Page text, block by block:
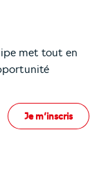
met tout en
Je m’inscris